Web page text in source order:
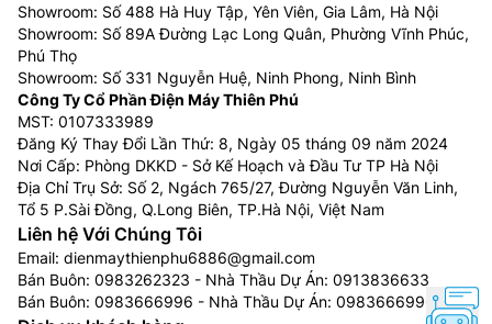
Showroom: Số 488 Hà Huy Tập, Yên Viên, Gia Lâm, Hà Nội
Showroom: Số 89A Đường Lạc Long Quân, Phường Vĩnh Phúc,
Phú Thọ
Showroom: Số 331 Nguyễn Huệ, Ninh Phong, Ninh Bình
Công Ty Cổ Phần Điện Máy Thiên Phú
MST: 0107333989
Đăng Ký Thay Đổi Lần Thứ: 8, Ngày 05 tháng 09 năm 2024
Nơi Cấp: Phòng DKKD - Sở Kế Hoạch và Đầu Tư TP Hà Nội
Địa Chỉ Trụ Sở: Số 2, Ngách 765/27, Đường Nguyễn Văn Linh,
Tổ 5 P.Sài Đồng, Q.Long Biên, TP.Hà Nội, Việt Nam
Liên hệ Với Chúng Tôi
Email: dienmaythienphu6886@gmail.com
Bán Buôn: 0983262323 - Nhà Thầu Dự Án: 0913836633
Bán Buôn: 0983666996 - Nhà Thầu Dự Án: 0983666996